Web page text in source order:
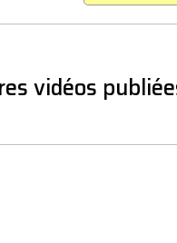
vidéos